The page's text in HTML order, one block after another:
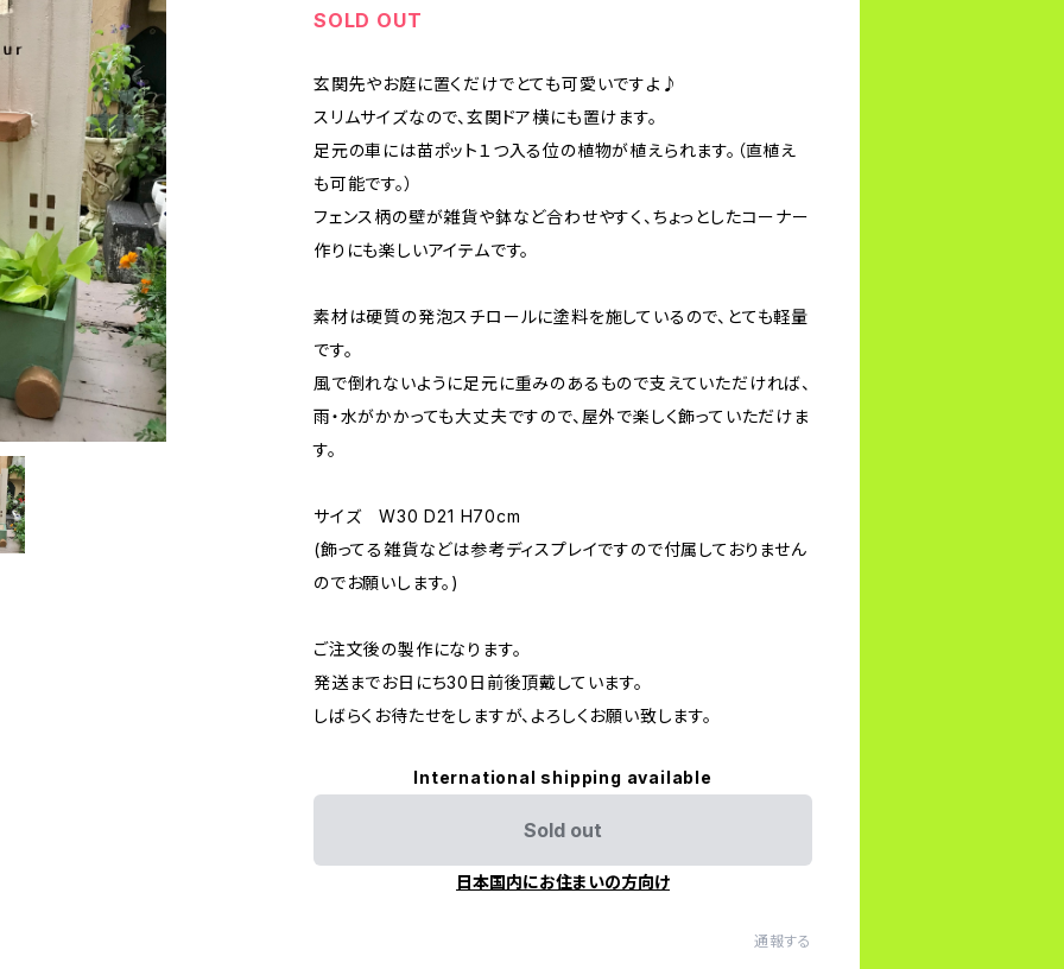
SOLD OUT
玄関先やお庭に置くだけでとても可愛いですよ♪
スリムサイズなので、玄関ドア横にも置けます。
足元の車には苗ポット１つ入る位の植物が植えられます。（直植え
も可能です。）
フェンス柄の壁が雑貨や鉢など合わせやすく、ちょっとしたコーナー
作りにも楽しいアイテムです。
素材は硬質の発泡スチロールに塗料を施しているので、とても軽量
です。
風で倒れないように足元に重みのあるもので支えていただければ、
雨・水がかかっても大丈夫ですので、屋外で楽しく飾っていただけま
す。
サイズ W30 D21 H70cm
(飾ってる雑貨などは参考ディスプレイですので付属しておりません
のでお願いします。)
ご注文後の製作になります。
発送までお日にち30日前後頂戴しています。
しばらくお待たせをしますが、よろしくお願い致します。
International shipping available
Sold out
日本国内にお住まいの方向け
通報する